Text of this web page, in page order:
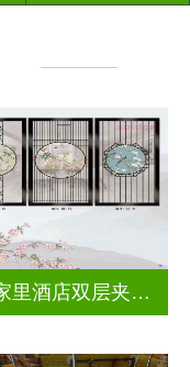
办公家里酒店双层夹娟玻璃